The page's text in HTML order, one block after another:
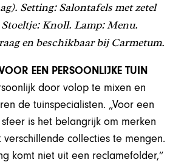
Setting: Salontafels met zetel
Knoll. Lamp: Menu.
en beschikbaar bij Carmetum.
EEN PERSOONLIJKE TUIN
door volop te mixen en
de tuinspecialisten. „Voor een
is het belangrijk om merken
collecties te mengen.
komt niet uit een reclamefolder,”